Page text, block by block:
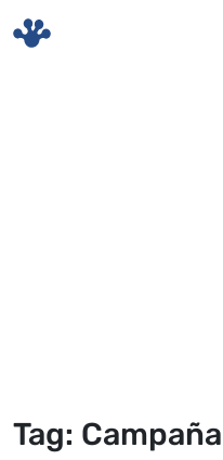
Tag: